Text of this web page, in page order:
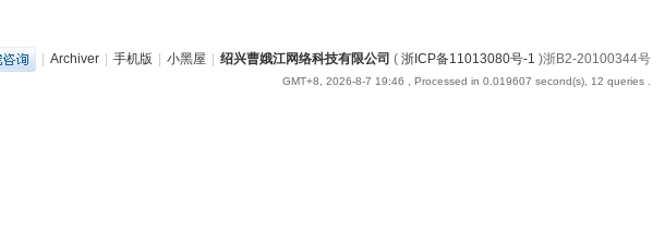
| Archiver | 手机版 | 小黑屋 | 绍兴曹娥江网络科技有限公司 ( 浙ICP备11013080号-1 )浙B2-20100344号
GMT+8, 2026-8-7 19:46 , Processed in 0.019607 second(s), 12 queries .